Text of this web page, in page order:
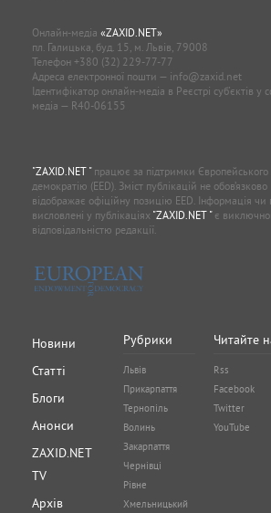
Онлайн-медіа «ZAXID.NET»
пл. Галицька, буд. 15, м. Львів, 79008
Телефон +380 (32) 229-77-77
Адреса електронної пошти — info@zaxid.net
Ідентифікатор онлайн-медіа в Реєстрі суб'єктів у
медіа — R40-06155
"ZAXID.NET "працює за підтримки Європейського
демократію (EED). Зміст публікацій не обов’язково
відображає офіційну позицію EED. Інформація чи
висловлені у публікаціях "ZAXID.NET "є
відповідальністю редакції.
Новини
Статті
Блоги
Анонси
ZAXID.NET
TV
Архів
Рубрики
Львів
Прикарпаття
Тернопіль
Волинь
Закарпаття
Чернівці
Рівне
Хмельницький
Читайте
Rss
Facebook
Twitter
YouTube